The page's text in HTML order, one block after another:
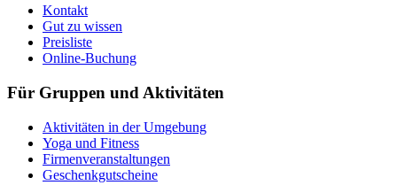
Kontakt
Gut zu wissen
Preisliste
Online-Buchung
Für Gruppen und Aktivitäten
Aktivitäten in der Umgebung
Yoga und Fitness
Firmenveranstaltungen
Geschenkgutscheine